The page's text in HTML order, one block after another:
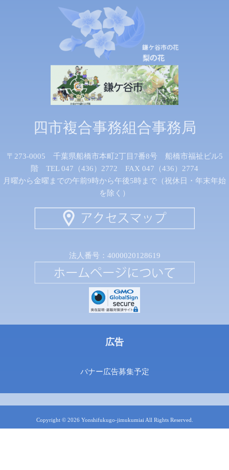
四市複合事務組合事務局
〒273-0005 千葉県船橋市本町2丁目7番8号 船橋市福祉ビル5
階 TEL 047（436）2772 FAX 047（436）2774
月曜から金曜までの午前9時から午後5時まで（祝休日・年末年始
を除く）
法人番号：4000020128619
広告
バナー広告募集予定
Copyright © 2026 Yonshifukugo-jimukumiai All Rights Reserved.